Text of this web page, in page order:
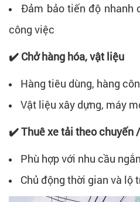
Đảm bảo tiến độ nhanh
công việc
✔️ Chở hàng hóa, vật liệu
Hàng tiêu dùng, hàng
Vật liệu xây dựng, máy
✔️ Thuê xe tải theo chuyến
Phù hợp với nhu cầu
Chủ động thời gian và lộ